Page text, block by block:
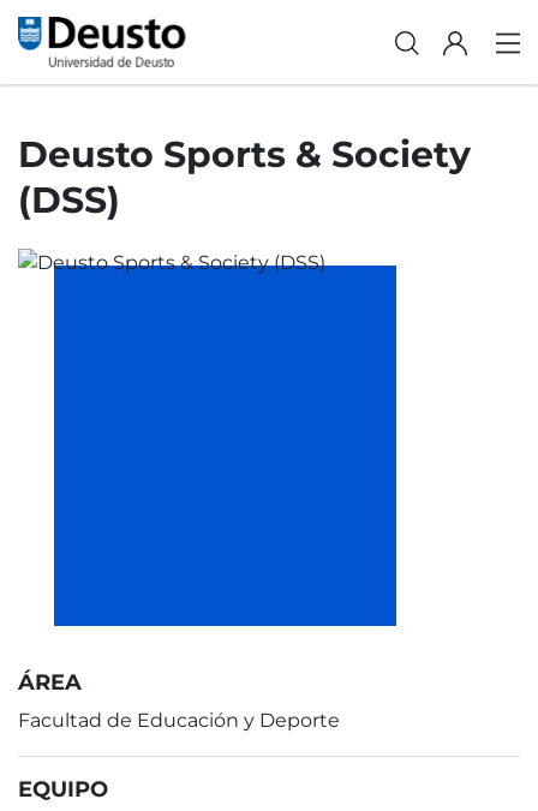
Deusto Sports & Society
(DSS)
ÁREA
Facultad de Educación y Deporte
EQUIPO